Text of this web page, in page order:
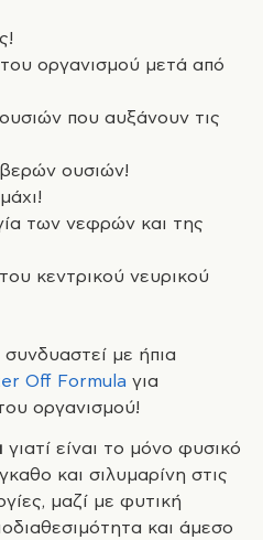
οργανισμού μετά από
που αυξάνουν τις
ουσιών!
των νεφρών και της
κεντρικού νευρικού
με ήπια
Off Formula για
οργανισμού!
γιατί είναι το μόνο φυσικό
και σιλυμαρίνη στις
μαζί με φυτική
και άμεσο